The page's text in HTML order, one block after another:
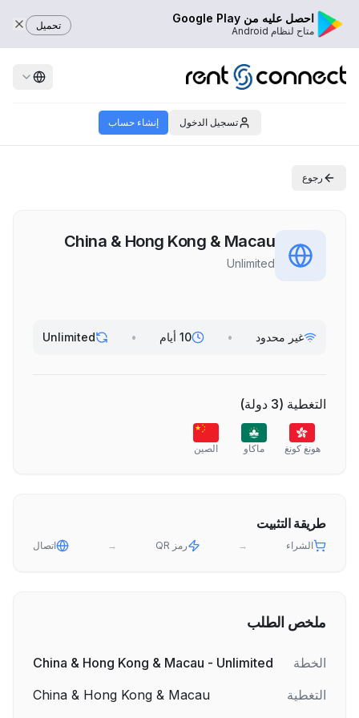
احصل عليه من Google Play
متاح لنظام Android تحميل
تسجيل الدخول إنشاء حساب
رجوع
China & Hong Kong & Macau
Unlimited
غير محدود • 10 أيام •
Unlimited
التغطية (
3 دولة)
هونغ كونغ ماكاو الصين
طريقة التثبيت
الشراء → رمز QR → اتصال
ملخص الطلب
الخطة
China & Hong Kong & Macau - Unlimited
التغطية
China & Hong Kong & Macau